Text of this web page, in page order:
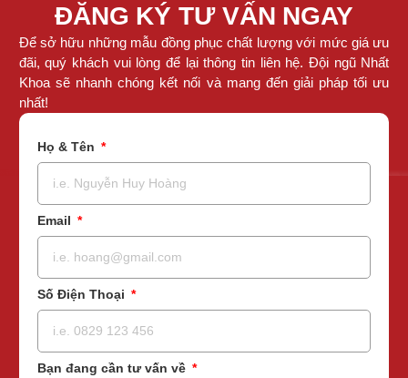
ĐĂNG KÝ TƯ VẤN NGAY
Để sở hữu những mẫu đồng phục chất lượng với mức giá ưu
đãi, quý khách vui lòng để lại thông tin liên hệ. Đội ngũ Nhất
Khoa sẽ nhanh chóng kết nối và mang đến giải pháp tối ưu
nhất!
Họ & Tên
Email
Số Điện Thoại
Bạn đang cần tư vấn về